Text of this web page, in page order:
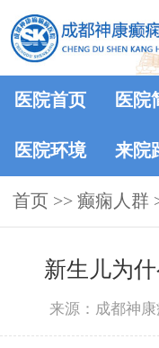
医院首页 医院
医院环境 来院
首页 >> 癫痫人群
新生儿为
来源：成都神